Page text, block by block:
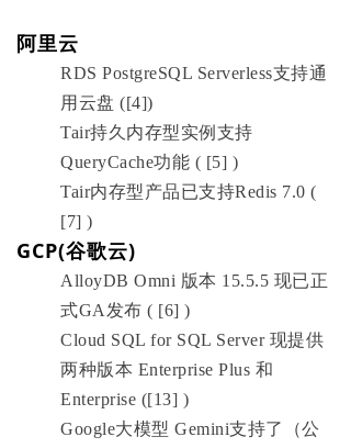
阿里云
RDS PostgreSQL Serverless支持通
用云盘 ([4])
Tair持久内存型实例支持
QueryCache功能 ( [5] )
Tair内存型产品已支持Redis 7.0 (
[7] )
GCP(谷歌云)
AlloyDB Omni 版本 15.5.5 现已正
式GA发布 ( [6] )
Cloud SQL for SQL Server 现提供
两种版本 Enterprise Plus 和
Enterprise ([13] )
Google大模型 Gemini支持了（公